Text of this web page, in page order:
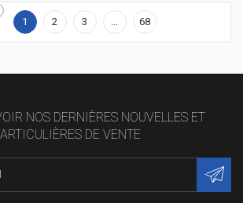
1 2 3 ... 68
NOS DERNIÈRES NOUVELLES ET
DE VENTE